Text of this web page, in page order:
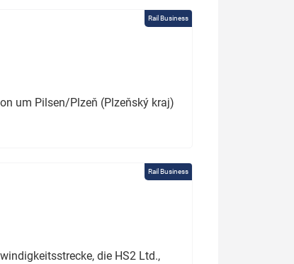
Rail Business
um Pilsen/Plzeň (Plzeňský kraj)
Rail Business
die HS2 Ltd.,